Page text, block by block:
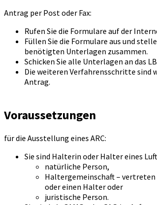
Antrag per Post oder Fax:
Rufen Sie die Formulare auf der
Füllen Sie die Formulare aus und
benötigten Unterlagen zusammen.
Schicken Sie alle Unterlagen an das
Die weiteren Verfahrensschritte sind
Antrag.
Voraussetzungen
für die Ausstellung eines ARC:
Sie sind Halterin oder Halter eines
natürliche Person,
Haltergemeinschaft –
oder einen Halter oder
juristische Person.